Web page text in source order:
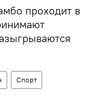
проходит в
Спорт